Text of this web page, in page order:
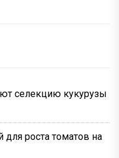
селекцию кукурузы
роста томатов на